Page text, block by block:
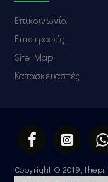
Επικοινωνία
Επιστροφές
Site Map
Κατασκευαστές
Copyright © 2019,